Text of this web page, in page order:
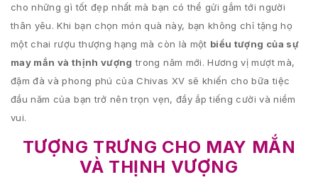
cho những gì tốt đẹp nhất mà bạn có thể gửi gắm tới người
thân yêu. Khi bạn chọn món quà này, bạn không chỉ tặng họ
một chai rượu thượng hạng mà còn là một biểu tượng của sự
may mắn và thịnh vượng trong năm mới. Hương vị mượt mà,
đậm đà và phong phú của Chivas XV sẽ khiến cho bữa tiệc
đầu năm của bạn trở nên trọn vẹn, đầy ắp tiếng cười và niềm
vui.
TƯỢNG TRƯNG CHO MAY MẮN
VÀ THỊNH VƯỢNG